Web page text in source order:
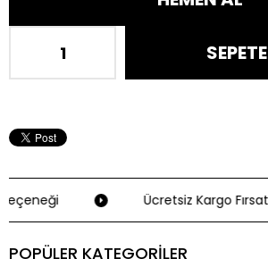
Ücretsiz Kargo Fırsatı
POPÜLER KATEGORİLER